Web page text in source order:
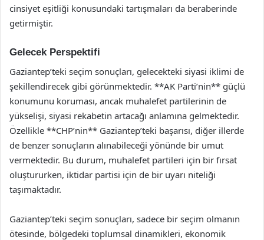
cinsiyet eşitliği konusundaki tartışmaları da beraberinde
getirmiştir.
Gelecek Perspektifi
Gaziantep’teki seçim sonuçları, gelecekteki siyasi iklimi de
şekillendirecek gibi görünmektedir. **AK Parti’nin** güçlü
konumunu koruması, ancak muhalefet partilerinin de
yükselişi, siyasi rekabetin artacağı anlamına gelmektedir.
Özellikle **CHP’nin** Gaziantep’teki başarısı, diğer illerde
de benzer sonuçların alınabileceği yönünde bir umut
vermektedir. Bu durum, muhalefet partileri için bir fırsat
oluştururken, iktidar partisi için de bir uyarı niteliği
taşımaktadır.
Gaziantep’teki seçim sonuçları, sadece bir seçim olmanın
ötesinde, bölgedeki toplumsal dinamikleri, ekonomik